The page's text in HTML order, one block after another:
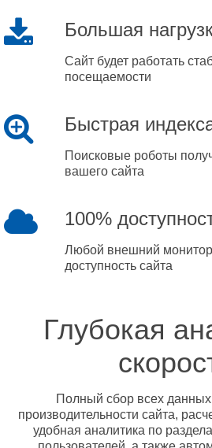
Большая
Сайт будет работать
посещаемости
Быстрая
Поисковые роботы
вашего сайта
100%
Любой внешний
доступность сайта
Глубокая
Полный сбор всех данных
производительности сайта,
удобная аналитика по